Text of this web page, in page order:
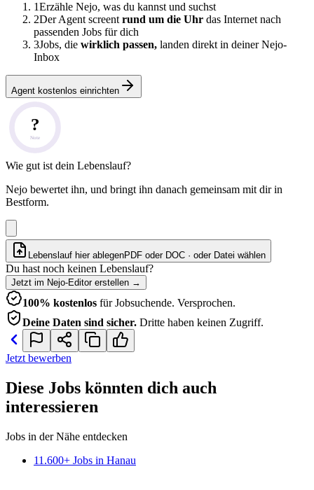
1Erzähle Nejo, was du kannst und suchst
2Der Agent screent rund um die Uhr das Internet nach
passenden Jobs für dich
3Jobs, die wirklich passen, landen direkt in deiner Nejo-
Inbox
Agent kostenlos einrichten
?
Note
Wie gut ist dein Lebenslauf?
Nejo bewertet ihn, und bringt ihn danach gemeinsam mit dir in
Bestform.
Lebenslauf hier ablegenPDF oder DOC · oder Datei wählen
Du hast noch keinen Lebenslauf?
Jetzt im Nejo-Editor erstellen →
100% kostenlos für Jobsuchende. Versprochen.
Deine Daten sind sicher. Dritte haben keinen Zugriff.
Jetzt bewerben
Diese Jobs könnten dich auch
interessieren
Jobs in der Nähe entdecken
11.600+ Jobs in Hanau